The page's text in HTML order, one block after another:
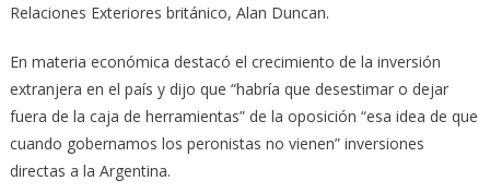
Relaciones Exteriores británico, Alan Duncan.
En materia económica destacó el crecimiento de la inversión
extranjera en el país y dijo que “habría que desestimar o dejar
fuera de la caja de herramientas” de la oposición “esa idea de que
cuando gobernamos los peronistas no vienen” inversiones
directas a la Argentina.